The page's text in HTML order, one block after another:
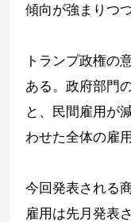
傾向が強まりつ
トランプ政権の
ある。政府部門
と、民間雇用が
わせた全体の雇
今回発表される
雇用は先月発表